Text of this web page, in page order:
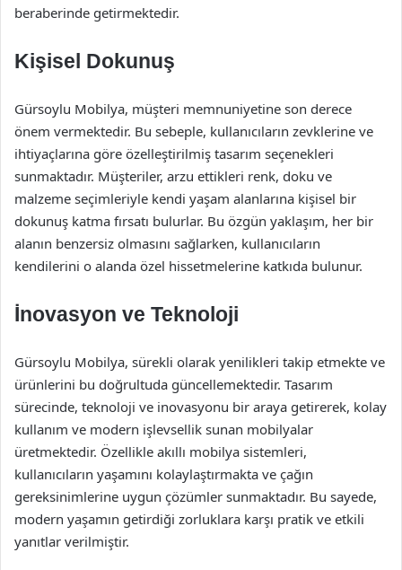
beraberinde getirmektedir.
Kişisel Dokunuş
Gürsoylu Mobilya, müşteri memnuniyetine son derece
önem vermektedir. Bu sebeple, kullanıcıların zevklerine ve
ihtiyaçlarına göre özelleştirilmiş tasarım seçenekleri
sunmaktadır. Müşteriler, arzu ettikleri renk, doku ve
malzeme seçimleriyle kendi yaşam alanlarına kişisel bir
dokunuş katma fırsatı bulurlar. Bu özgün yaklaşım, her bir
alanın benzersiz olmasını sağlarken, kullanıcıların
kendilerini o alanda özel hissetmelerine katkıda bulunur.
İnovasyon ve Teknoloji
Gürsoylu Mobilya, sürekli olarak yenilikleri takip etmekte ve
ürünlerini bu doğrultuda güncellemektedir. Tasarım
sürecinde, teknoloji ve inovasyonu bir araya getirerek, kolay
kullanım ve modern işlevsellik sunan mobilyalar
üretmektedir. Özellikle akıllı mobilya sistemleri,
kullanıcıların yaşamını kolaylaştırmakta ve çağın
gereksinimlerine uygun çözümler sunmaktadır. Bu sayede,
modern yaşamın getirdiği zorluklara karşı pratik ve etkili
yanıtlar verilmiştir.